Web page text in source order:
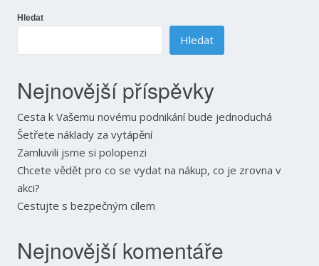
příspěvek
Hledat
Hledat
Nejnovější příspěvky
Cesta k Vašemu novému podnikání bude jednoduchá
Šetřete náklady za vytápění
Zamluvili jsme si polopenzi
Chcete vědět pro co se vydat na nákup, co je zrovna v
akci?
Cestujte s bezpečným cílem
Nejnovější komentáře